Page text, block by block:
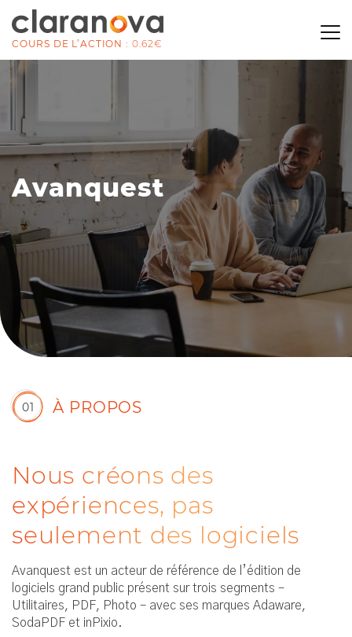
COURS DE L’ACTION : 0.62€
Avanquest
01 À PROPOS
Nous créons des
expériences, pas
seulement des logiciels
Avanquest est un acteur de référence de l’édition de
logiciels grand public présent sur trois segments –
Utilitaires, PDF, Photo – avec ses marques Adaware,
SodaPDF et inPixio.